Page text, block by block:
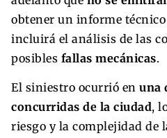
obtener un informe
incluirá el análisis de las
posibles fallas mecánicas.
El siniestro ocurrió en una
concurridas de la ciudad,
riesgo y la complejidad de